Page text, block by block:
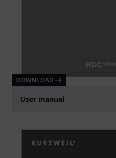
DOWNLOAD
User manual